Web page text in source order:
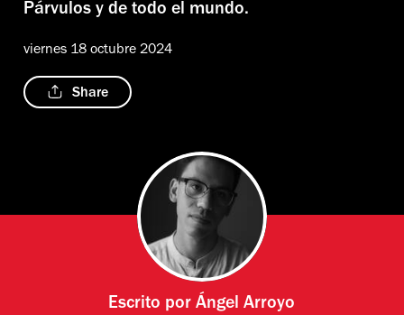
Párvulos y de todo el mundo.
viernes 18 octubre 2024
Share
Escrito porÁngel Arroyo